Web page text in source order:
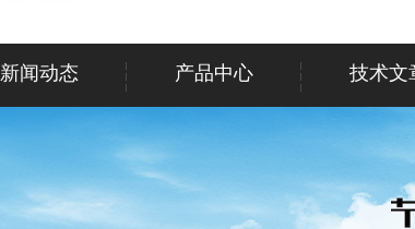
新闻动态 产品中心 技术文